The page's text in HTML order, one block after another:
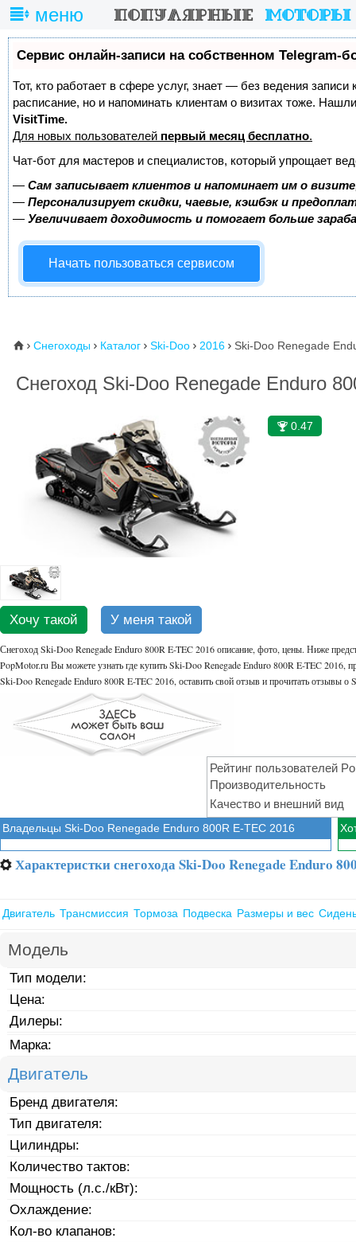
меню
Сервис онлайн-записи на собственном Telegram-
Тот, кто работает в сфере услуг, знает — без ведения
расписание, но и напоминать клиентам о визитах тоже.
VisitTime.
Для новых пользователей первый месяц бесплатно.
Чат-бот для мастеров и специалистов, который упрощает
— Сам записывает клиентов и напоминает им о
— Персонализирует скидки, чаевые, кэшбэк и
— Увеличивает доходимость и помогает больше
Начать пользоваться сервисом
⌂  Снегоходы  Каталог  Ski-Doo  2016  Ski-Doo Renegade
Снегоход Ski-Doo Renegade Enduro
Хочу такой У меня такой
🏆0.47
Снегоход Ski-Doo Renegade Enduro 800R E-TEC 2016 описание, фото, цены. Ниже
PopMotor.ru Вы можете узнать где купить Ski-Doo Renegade Enduro 800R E-TEC 2016,
Ski-Doo Renegade Enduro 800R E-TEC 2016, оставить свой отзыв и прочитать отзывы
Рейтинг пользователей
Производительность
Качество и внешний вид
Владельцы Ski-Doo Renegade Enduro 800R E-TEC 2016
⚙ Характеристки снегохода Ski-Doo Renegade Enduro
Двигатель Трансмиссия Тормоза Подвеска Размеры и вес
Модель
Тип модели:
Цена:
Дилеры:
Марка:
Двигатель
Бренд двигателя:
Тип двигателя:
Цилиндры:
Количество тактов:
Мощность (л.с./кВт):
Охлаждение:
Кол-во клапанов: